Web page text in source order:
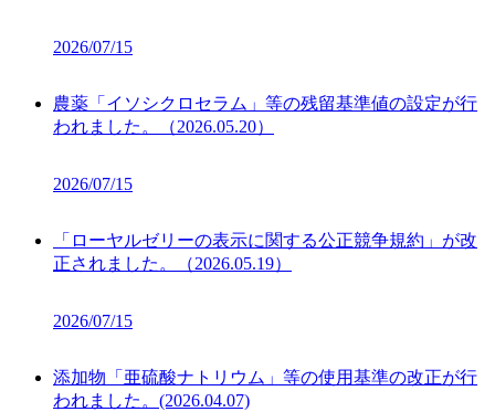
2026/07/15
農薬「イソシクロセラム」等の残留基準値の設定が行
われました。（2026.05.20）
2026/07/15
「ローヤルゼリーの表示に関する公正競争規約」が改
正されました。（2026.05.19）
2026/07/15
添加物「亜硫酸ナトリウム」等の使用基準の改正が行
われました。(2026.04.07)